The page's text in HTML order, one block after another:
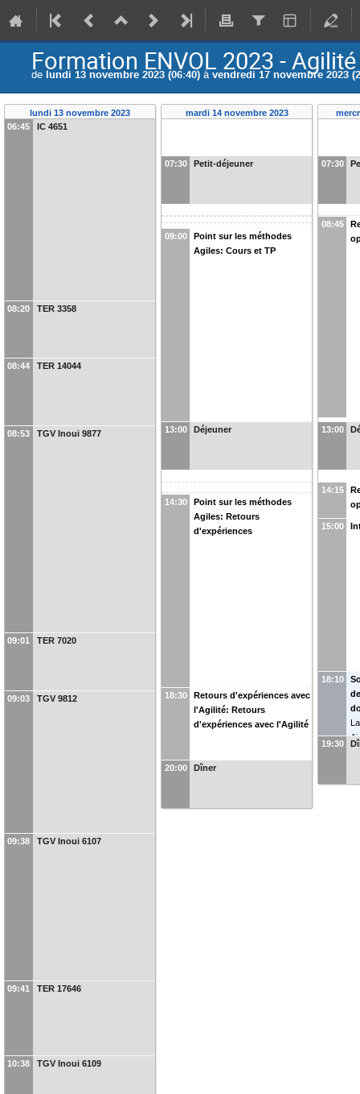
Formation ENVOL 2023 - Agilité
de lundi 13 novembre 2023 (06:40) àvendredi 17 novembre 2023
lundi 13 novembre 2023
06:45
IC 4651
08:20 TER 3358
08:44 TER 14044
08:53 TGV Inoui 9877
09:01 TER 7020
09:03 TGV 9812
09:38 TGV Inoui 6107
09:41 TER 17646
10:38 TGV Inoui 6109
mardi 14 novembre 2023
07:30 Petit-déjeuner
09:00
Point sur les méthodes
Agiles: Cours et TP
13:00 Déjeuner
14:30
Point sur les méthodes
Agiles: Retours
d'expériences
18:30
Retours d'expériences avec
l'Agilité: Retours
d'expériences avec l'Agilité
20:00 Dîner
07:30
08:45
13:00
14:15
15:00
18:10
19:30